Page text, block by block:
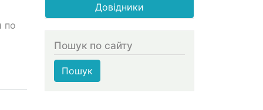
по
Довідники
Пошук по сайту
Пошук